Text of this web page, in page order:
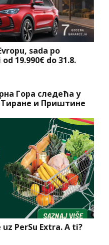
sada po
19.990€ do 31.8.
Гора следећа у
Тиране и Приштине
PerSu Extra. A ti?